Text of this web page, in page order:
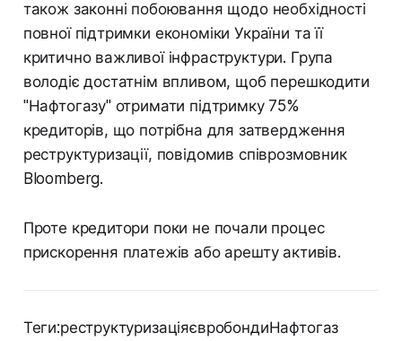
також законні побоювання щодо необхідності
повної підтримки економіки України та її
критично важливої інфраструктури. Група
володіє достатнім впливом, щоб перешкодити
"Нафтогазу" отримати підтримку 75%
кредиторів, що потрібна для затвердження
реструктуризації, повідомив співрозмовник
Bloomberg.
Проте кредитори поки не почали процес
прискорення платежів або арешту активів.
Теги:реструктуризаціяєвробондиНафтогаз